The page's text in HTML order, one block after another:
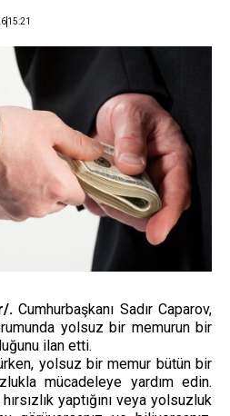
15:21
.Cumhurbaşkanı Sadır Caparov,
yolsuz bir memurun bir
ilan etti.
yolsuz bir memur bütün bir
mücadeleye yardım edin.
yaptığını veya yolsuzluk